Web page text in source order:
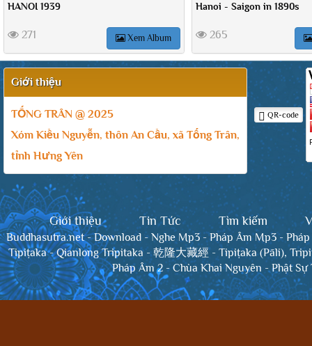
HANOI 1939
271 Xem Album
Hanoi - Saigon in 1890s
265
Giới thiệu
TỐNG TRÂN @ 2025
Xóm Kiều Nguyễn, thôn An Cầu, xã Tống Trân,
tỉnh Hưng Yên
QR-code
Giới thiệu Tin Tức Tìm kiếm
Buddhasutra.net-Download - Nghe Mp3-Pháp Âm Mp3-
Tipiṭaka-Qianlong Tripitaka - 乾隆大藏經- Tipiṭaka (Pāli),
Pháp Âm 2 -Chùa Khai Nguyên -Phật Sự